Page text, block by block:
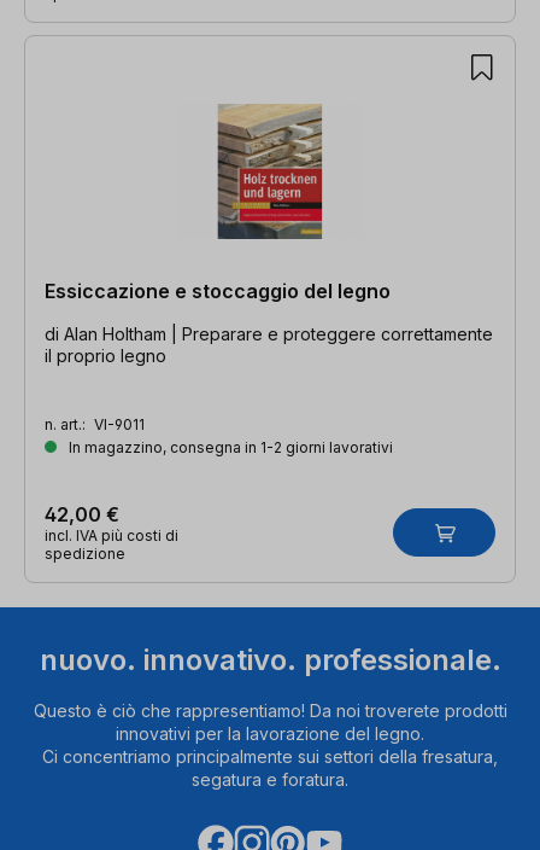
Essiccazione e stoccaggio del legno
di Alan Holtham | Preparare e proteggere correttamente
il proprio legno
n. art.: VI-9011
In magazzino, consegna in 1-2 giorni lavorativi
42,00 €
incl. IVA più costi di
spedizione
nuovo. innovativo. professionale.
Questo è ciò che rappresentiamo! Da noi troverete prodotti
innovativi per la lavorazione del legno.
Ci concentriamo principalmente sui settori della fresatura,
segatura e foratura.